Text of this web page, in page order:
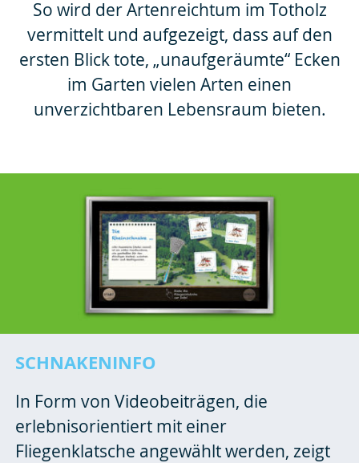
So wird der Artenreichtum im Totholz
vermittelt und aufgezeigt, dass auf den
ersten Blick tote, „unaufgeräumte“ Ecken
im Garten vielen Arten einen
unverzichtbaren Lebensraum bieten.
SCHNAKENINFO
In Form von Videobeiträgen, die
erlebnisorientiert mit einer
Fliegenklatsche angewählt werden, zeigt